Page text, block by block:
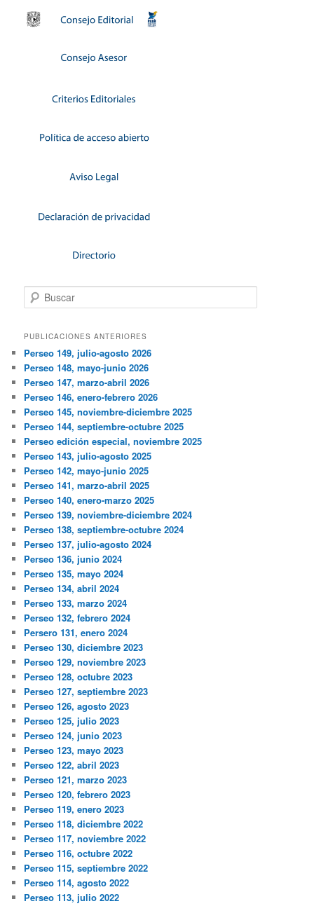
Buscar
PUBLICACIONES ANTERIORES
Perseo 149, julio-agosto 2026
Perseo 148, mayo-junio 2026
Perseo 147, marzo-abril 2026
Perseo 146, enero-febrero 2026
Perseo 145, noviembre-diciembre 2025
Perseo 144, septiembre-octubre 2025
Perseo edición especial, noviembre 2025
Perseo 143, julio-agosto 2025
Perseo 142, mayo-junio 2025
Perseo 141, marzo-abril 2025
Perseo 140, enero-marzo 2025
Perseo 139, noviembre-diciembre 2024
Perseo 138, septiembre-octubre 2024
Perseo 137, julio-agosto 2024
Perseo 136, junio 2024
Perseo 135, mayo 2024
Perseo 134, abril 2024
Perseo 133, marzo 2024
Perseo 132, febrero 2024
Persero 131, enero 2024
Perseo 130, diciembre 2023
Perseo 129, noviembre 2023
Perseo 128, octubre 2023
Perseo 127, septiembre 2023
Perseo 126, agosto 2023
Perseo 125, julio 2023
Perseo 124, junio 2023
Perseo 123, mayo 2023
Perseo 122, abril 2023
Perseo 121, marzo 2023
Perseo 120, febrero 2023
Perseo 119, enero 2023
Perseo 118, diciembre 2022
Perseo 117, noviembre 2022
Perseo 116, octubre 2022
Perseo 115, septiembre 2022
Perseo 114, agosto 2022
Perseo 113, julio 2022